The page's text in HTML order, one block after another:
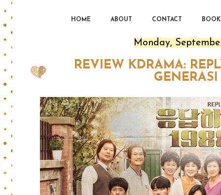
HOME ABOUT CONTACT BOOK
Monday,
REVIEW KDRAMA: